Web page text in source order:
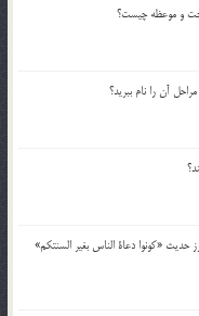
و موعظه چيست؟
آن را نام ببريد؟
«كونوا دعاة الناس بغير السنتكم»